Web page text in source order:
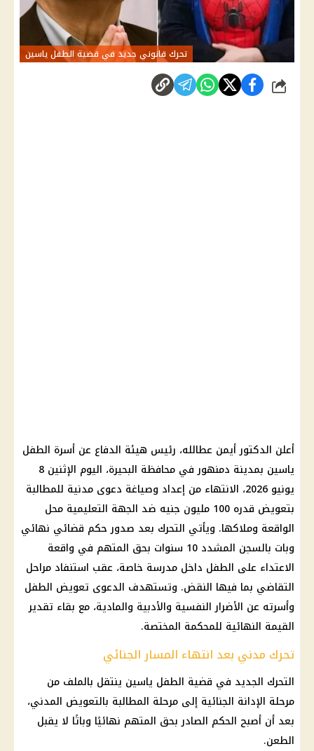
تحرك قانوني جديد في قضية الطفل ياسين
شارك
أعلن الدكتور أيمن عطالله، رئيس هيئة الدفاع عن أسرة الطفل
ياسين بمدينة دمنهور في محافظة البحيرة، اليوم الإثنين 8
يونيو 2026، الانتهاء من إعداد وصياغة دعوى مدنية للمطالبة
بتعويض قدره 100 مليون جنيه ضد الجهة التعليمية محل
الواقعة وملاكها. ويأتي التحرك بعد صدور حكم قضائي نهائي
وبات بالسجن المشدد 10 سنوات بحق المتهم في واقعة
الاعتداء على الطفل داخل مدرسة خاصة، عقب استنفاد مراحل
التقاضي بما فيها النقض. وتستهدف الدعوى تعويض الطفل
وأسرته عن الأضرار النفسية والأدبية والمادية، مع بقاء تقدير
القيمة النهائية للمحكمة المختصة.
تحرك مدني بعد انتهاء المسار الجنائي
التحرك الجديد في قضية الطفل ياسين ينتقل بالملف من
مرحلة الإدانة الجنائية إلى مرحلة المطالبة بالتعويض المدني،
بعد أن أصبح الحكم الصادر بحق المتهم نهائيًا وباتًا لا يقبل
الطعن.